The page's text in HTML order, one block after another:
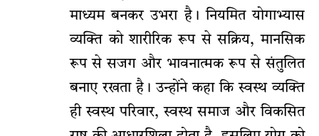
माध्यम बनकर उभरा है। नियमित योगाभ्यास
व्यक्ति को शारीरिक रूप से सक्रिय, मानसिक
रूप से सजग और भावनात्मक रूप से संतुलित
बनाए रखता है। उन्होंने कहा कि स्वस्थ व्यक्ति
ही स्वस्थ परिवार, स्वस्थ समाज और विकसित